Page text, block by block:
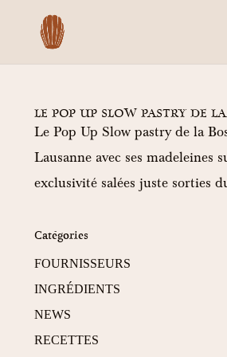
LE POP UP SLOW PASTRY DE LA
Le Pop Up Slow pastry de la
Lausanne avec ses madeleines
exclusivité salées juste sorties
Catégories
FOURNISSEURS
INGRÉDIENTS
NEWS
RECETTES